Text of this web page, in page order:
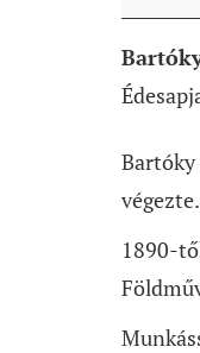
Bartóky
1890-